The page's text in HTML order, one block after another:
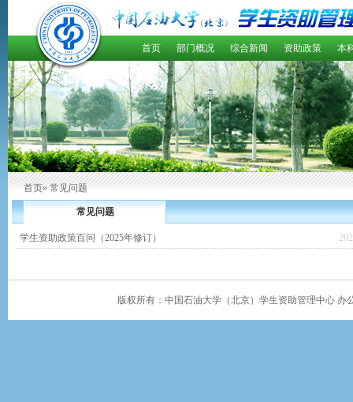
首页 部门概况 综合新闻 资助政策 本
首页» 常见问题
常见问题
学生资助政策百问（2025年修订）
版权所有：中国石油大学（北京）学生资助管理中心 办